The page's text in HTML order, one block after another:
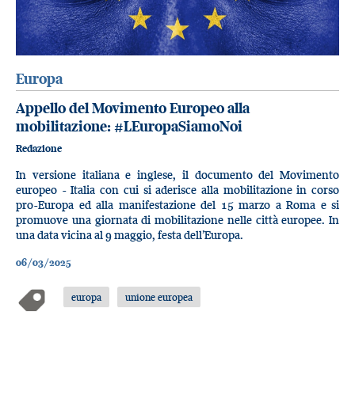
Europa
Appello del Movimento Europeo alla
mobilitazione: #LEuropaSiamoNoi
Redazione
In versione italiana e inglese, il documento del Movimento
europeo - Italia con cui si aderisce alla mobilitazione in corso
pro-Europa ed alla manifestazione del 15 marzo a Roma e si
promuove una giornata di mobilitazione nelle città europee. In
una data vicina al 9 maggio, festa dell’Europa.
06/03/2025
europa unione europea